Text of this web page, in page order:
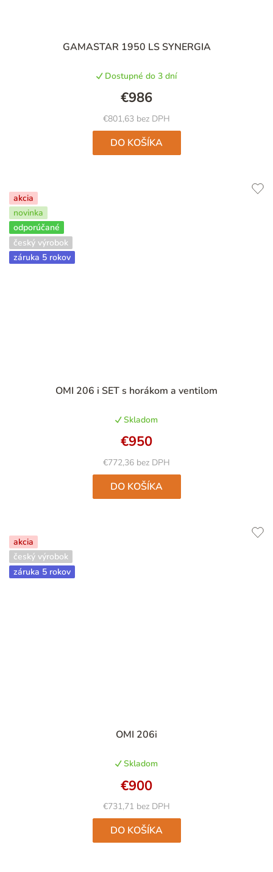
GAMASTAR 1950 LS SYNERGIA
Dostupné do 3 dní
€801,63 bez DPH
€986
DO KOŠÍKA
akcia
novinka
odporúčané
český výrobok
záruka 5 rokov
OMI 206 i SET s horákom a ventilom
Skladom
€772,36 bez DPH
€950
DO KOŠÍKA
akcia
český výrobok
záruka 5 rokov
OMI 206i
Skladom
€731,71 bez DPH
€900
DO KOŠÍKA